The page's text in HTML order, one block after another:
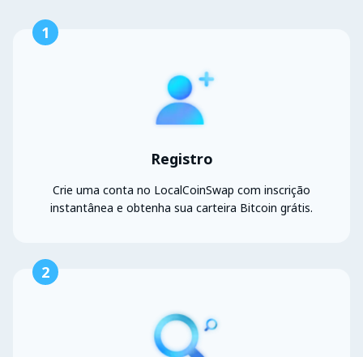
1
Registro
Crie uma conta no LocalCoinSwap com inscrição
instantânea e obtenha sua carteira Bitcoin grátis.
2